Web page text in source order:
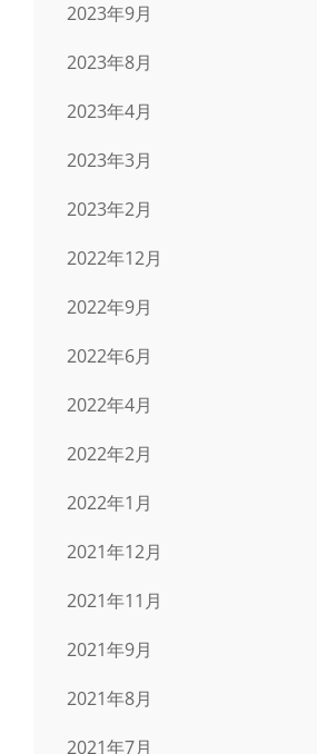
2023年9月
2023年8月
2023年4月
2023年3月
2023年2月
2022年12月
2022年9月
2022年6月
2022年4月
2022年2月
2022年1月
2021年12月
2021年11月
2021年9月
2021年8月
2021年7月